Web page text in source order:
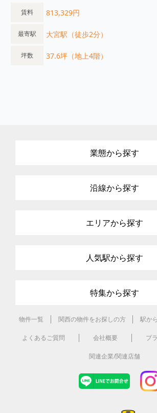
賃料 813,329円
最寄駅 大宮駅（徒歩2分）
坪数 37.6坪（地上4階）
業態から探す
沿線から探す
エリアから探す
人気駅から探す
特集から探す
物件一覧 関西の物件をお探しの方 駅か
よくあるご質問 会社概要 プ
関連企業/関連店舗